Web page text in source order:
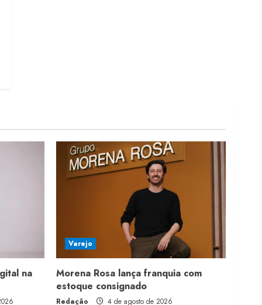
na
Varejo
Morena Rosa lança franquia com
estoque consignado
Redação 4 de agosto de 2026